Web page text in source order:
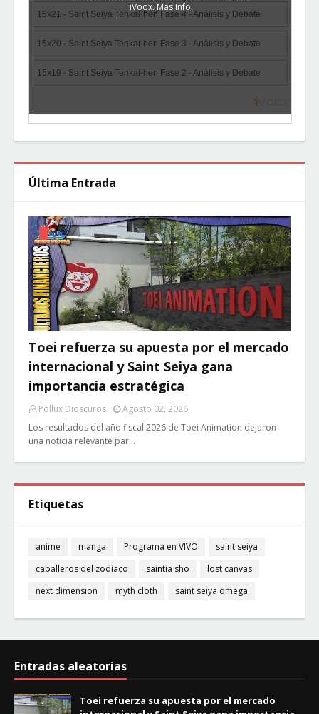
Última Entrada
Toei refuerza su apuesta por el mercado
internacional y Saint Seiya gana
importancia estratégica
Pollux Dioscuros
Agosto 02, 2026
Los resultados del año fiscal 2026 de Toei Animation dejaron
una noticia relevante par…
Etiquetas
anime manga Programa en VIVO
saint seiya
caballeros del zodiaco
saintia sho
lost canvas
next dimension
myth cloth saint seiya omega
Entradas aleatorias
Toei refuerza su apuesta por el mercado